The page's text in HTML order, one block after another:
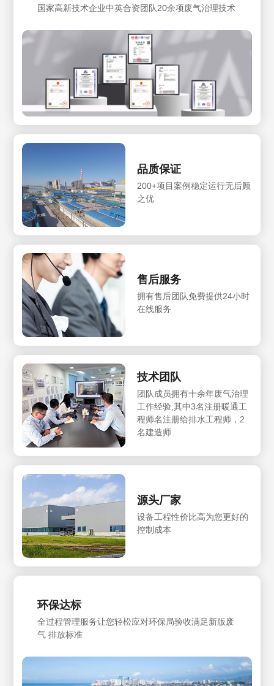
国家高新技术企业中英合资团队20余项废气治理技术
品质保证
200+项目案例稳定运行无后顾
之优
售后服务
拥有售后团队免费提供24小时
在线服务
技术团队
团队成员拥有十余年废气治理
工作经验,其中3名注册暖通工
程师名注册给排水工程师，2
名建造师
源头厂家
设备工程性价比高为您更好的
控制成本
环保达标
全过程管理服务让您轻松应对环保局验收满足新版废
气 排放标准